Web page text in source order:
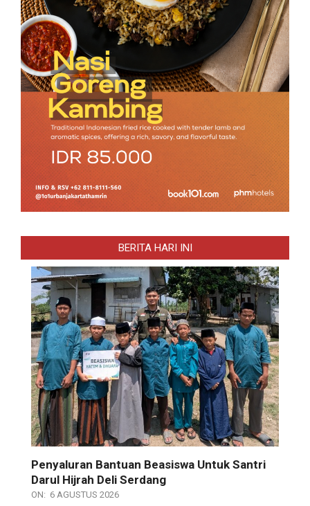
BERITA HARI INI
Penyaluran Bantuan Beasiswa Untuk Santri
Darul Hijrah Deli Serdang
ON: 6 AGUSTUS 2026